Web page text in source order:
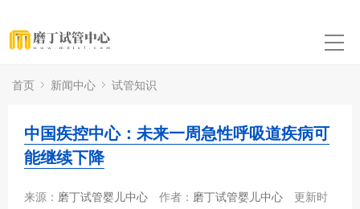
首页 新闻中心 试管知识
中国疾控中心：未来一周急性呼吸道疾病可
能继续下降
来源： 磨丁试管婴儿中心 作者： 磨丁试管婴儿中心
更新时